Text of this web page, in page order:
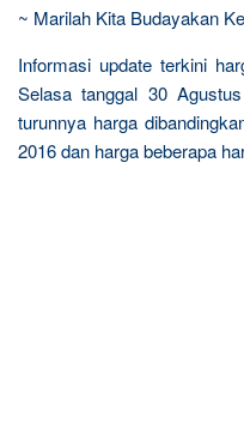
~ Marilah Kita Budayakan
Informasi update terkini
Selasa tanggal 30
turunnya harga
2016 dan harga beberapa